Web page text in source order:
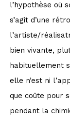
l’hypothèse où
s’agit d’une
l’artiste/
bien vivante,
habituellement
elle n’est ni
que coûte pour
pendant la